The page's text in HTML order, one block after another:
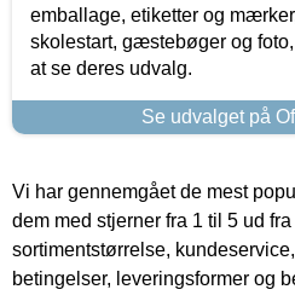
emballage, etiketter og
skolestart, gæstebøger og
at se deres udvalg.
Se udvalget på
Vi har gennemgået de mest
dem med stjerner fra 1 til 5 ud
sortimentstørrelse,
betingelser, leveringsformer og